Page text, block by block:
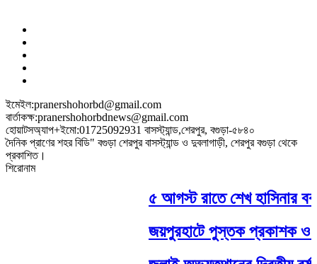
ইমেইল:pranershohorbd@gmail.com
বার্তাকক্ষ:pranershohorbdnews@gmail.com
হোয়াটসঅ্যাপ+ইমো:01725092931 বাসস্ট্যান্ড,শেরপুর, বগুড়া-৫৮৪০
দৈনিক প্রাণের শহর বিডি" বগুড়া শেরপুর বাসস্ট্যান্ড ও দুবলাগাড়ী, শেরপুর বগুড়া থেকে
প্রকাশিত।
শিরোনাম
৫ আগস্ট রাতে শেখ হাসিনার
জয়পুরহাটে পুস্তক প্রকাশক ও